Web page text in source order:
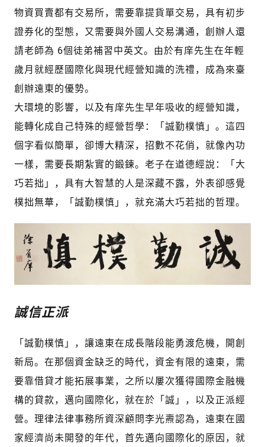
物資買賣都有交易所，需要靠提貨單交易，具有初步
證券化的型態，又需要與外國人交易溝通，創辦人還
請老師為 6個徒弟補習中英文。由於有庠先生在年輕
歲月就經歷國際化與現代經營知識的洗禮，成為來臺
創辦遠東的優勢。
大環境的影響，以及有庠先生早年吸收的經營知識，
能轉化成自己特殊的經營哲學：「誠勤樸慎」。這四
個字看似簡單，卻博大精深，招數不花俏，就像內功
一樣，需要長期紮實的鍛鍊。老子在道德經說：「大
巧若拙」，具有大智慧的人是深藏不露，外表卻感覺
樸拙無華，「誠勤樸慎」，就充滿大巧若拙的哲理。
誠信正派
「誠勤樸慎」，讓遠東在成長階段能勇渡危機，開創
新局。在那個資金缺乏的時代，資金有限的遠東，需
要靠借貸才能拓展事業，之所以屢次獲得國際金融機
構的貸款，邁向國際化，就在於「誠」，以及正派經
營。理律法律事務所資深顧問李光燾認為，遠東在國
家經濟尚未開發的年代，首先邁向國際化的原因，就